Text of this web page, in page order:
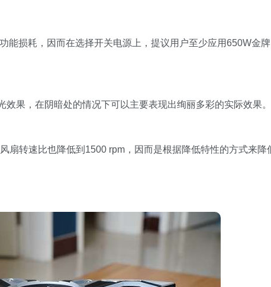
能损耗，因而在选择开关电源上，提议用户至少应用650W金牌
效果，在阴暗处的情况下可以主要表现出绚丽多彩的实际效果。
扇转速比也降低到1500 rpm，因而是根据降低特性的方式来降